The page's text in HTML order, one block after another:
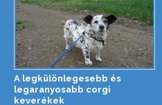
A legkülönlegesebb és
legaranyosabb corgi
keverékek